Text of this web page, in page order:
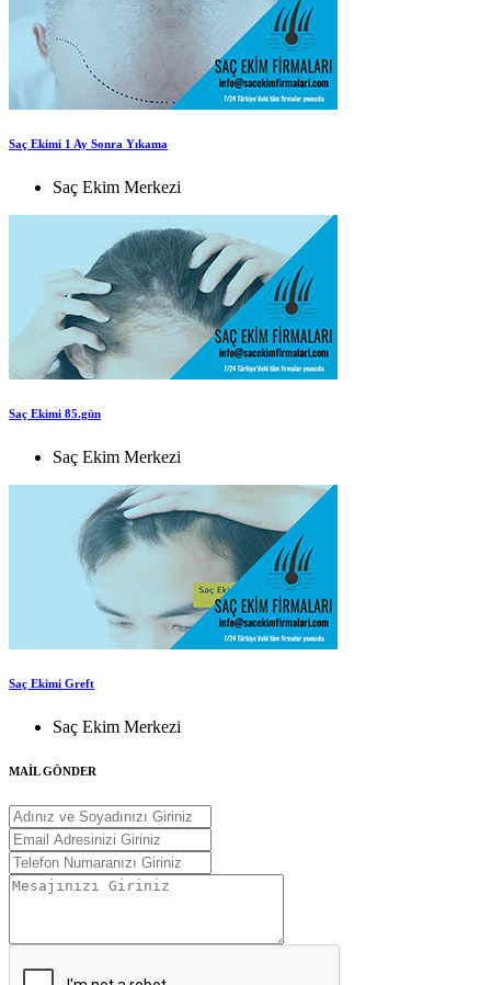
Saç Ekimi 1 Ay Sonra Yıkama
Saç Ekim Merkezi
Saç Ekimi 85.gün
Saç Ekim Merkezi
Saç Ekimi Greft
Saç Ekim Merkezi
MAİL GÖNDER